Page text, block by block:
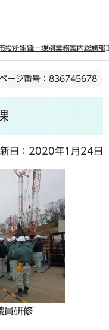
役所組織－課別業務案内総務部
ージ番号：836745678
日：2020年1月24日
員研修